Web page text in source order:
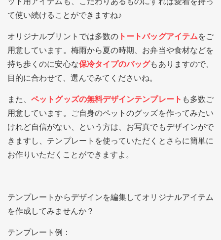
て使い続けることができますね♪
オリジナルプリントでは多数の トートバッグアイテムをご
用意しています。梅雨から夏の時期、お弁当や食材などを
持ち歩くのに安心な保冷タイプのバッグもありますので、
目的に合わせて、選んでみてくださいね。
また、ペットグッズの無料デザインテンプレート も多数ご
用意しています。ご自身のペットのグッズを作ってみたい
けれど自信がない、という方は、お写真でもデザインがで
きますし、テンプレートを使っていただくとさらに簡単に
お作りいただくことができますよ。
テンプレートからデザインを編集してオリジナルアイテム
を作成してみませんか？
テンプレート例：